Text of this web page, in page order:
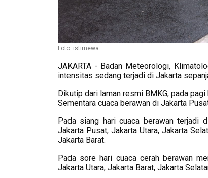
Foto: istimewa
JAKARTA - Badan Meteorologi,
intensitas sedang terjadi di Jakarta
Dikutip dari laman resmi BMKG, pada
Sementara cuaca berawan di Jakarta
Pada siang hari cuaca berawan terjadi
Jakarta Pusat, Jakarta Utara, Jakarta
Jakarta Barat.
Pada sore hari cuaca cerah berawan
Jakarta Utara, Jakarta Barat, Jakarta